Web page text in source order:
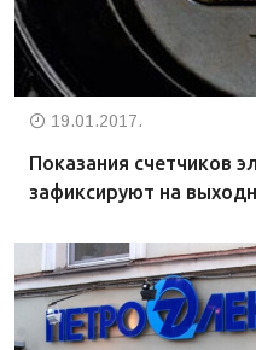
19.01.2017.
Показания счетчиков
зафиксируют на